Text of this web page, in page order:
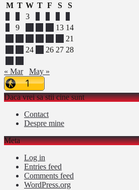
M T W T F S
S
3
9 13 14
21
24 26 27 28
« Mar
May »
Daca vrei sa stii cine sunt
Contact
Despre mine
Meta
Log in
Entries feed
Comments feed
WordPress.org